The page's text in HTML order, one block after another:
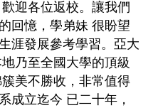
迎各位返校。讓我們
回憶，學弟妹 很盼望
涯發展參考學習。亞大
乃至全國大學的頂級
美不勝收，非常值得
成立迄今 已二十年，